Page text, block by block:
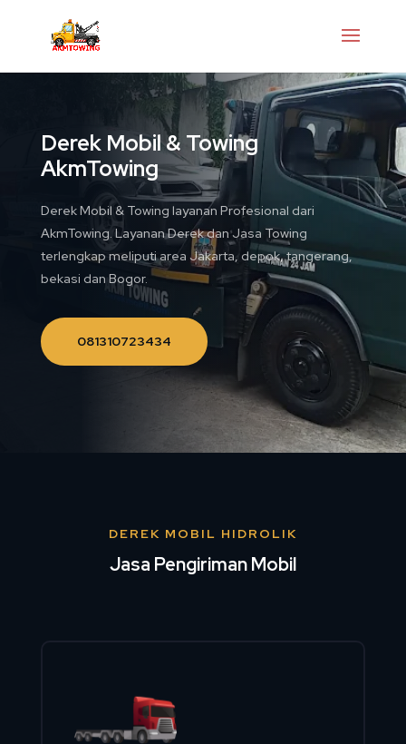
Derek Mobil & Towing
AkmTowing
Derek Mobil & Towing layanan Profesional dari
AkmTowing. Layanan Derek dan Jasa Towing
terlengkap meliputi area Jakarta, depok, tangerang,
bekasi dan Bogor.
081310723434
DEREK MOBIL HIDROLIK
Jasa Pengiriman Mobil